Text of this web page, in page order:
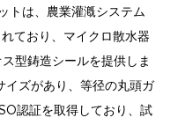
は、農業灌漑システム
ており、マイクロ散水器
型鋳造シールを提供しま
ズがあり、等径の丸頭ガ
認証を取得しており、試